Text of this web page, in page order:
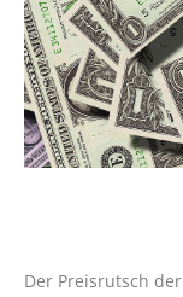
Der Preisrutsch